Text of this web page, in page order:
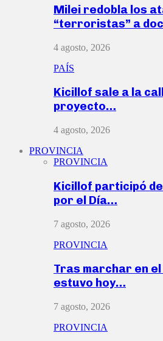
Milei redobla los
“terroristas” a
4 agosto, 2026
PAÍS
Kicillof sale a la
proyecto…
4 agosto, 2026
PROVINCIA
PROVINCIA
Kicillof participó
por el Día…
7 agosto, 2026
PROVINCIA
Tras marchar en
estuvo hoy…
7 agosto, 2026
PROVINCIA